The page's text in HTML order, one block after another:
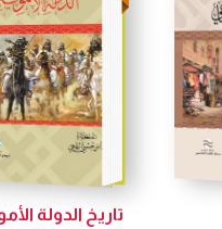
تاريخ الدولة الأموية